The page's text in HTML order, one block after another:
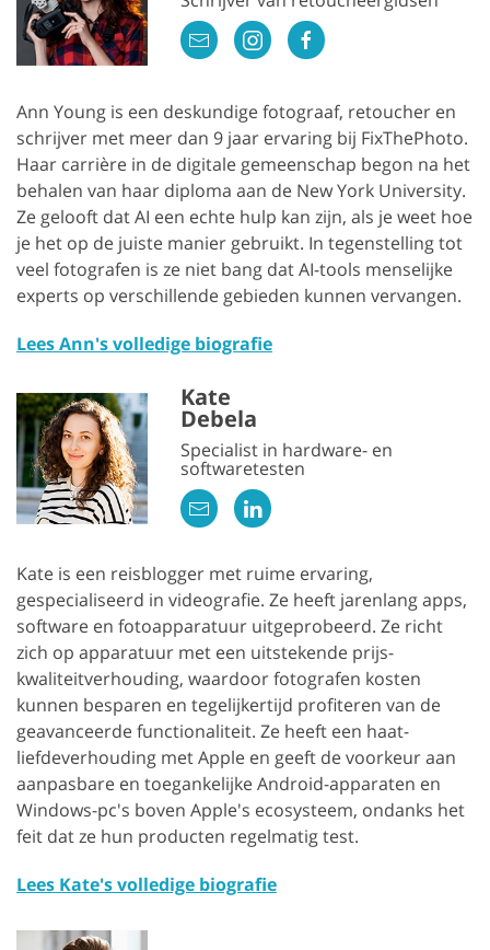
Ann Young is een deskundige fotograaf, retoucher en
schrijver met meer dan 9 jaar ervaring bij FixThePhoto.
Haar carrière in de digitale gemeenschap begon na het
behalen van haar diploma aan de New York University.
Ze gelooft dat AI een echte hulp kan zijn, als je weet hoe
je het op de juiste manier gebruikt. In tegenstelling tot
veel fotografen is ze niet bang dat AI-tools menselijke
experts op verschillende gebieden kunnen vervangen.
Lees Ann's volledige biografie
Kate
Debela
Specialist in hardware- en
softwaretesten
Kate is een reisblogger met ruime ervaring,
gespecialiseerd in videografie. Ze heeft jarenlang apps,
software en fotoapparatuur uitgeprobeerd. Ze richt
zich op apparatuur met een uitstekende prijs-
kwaliteitverhouding, waardoor fotografen kosten
kunnen besparen en tegelijkertijd profiteren van de
geavanceerde functionaliteit. Ze heeft een haat-
liefdeverhouding met Apple en geeft de voorkeur aan
aanpasbare en toegankelijke Android-apparaten en
Windows-pc's boven Apple's ecosysteem, ondanks het
feit dat ze hun producten regelmatig test.
Lees Kate's volledige biografie